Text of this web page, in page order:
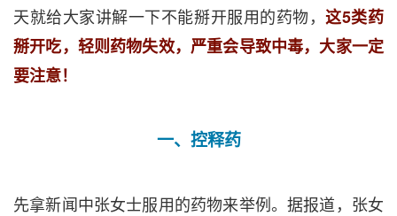
天就给大家讲解一下不能掰开服用的药物，这5类药
掰开吃，轻则药物失效，严重会导致中毒，大家一定
要注意！
一、控释药
先拿新闻中张女士服用的药物来举例。据报道，张女